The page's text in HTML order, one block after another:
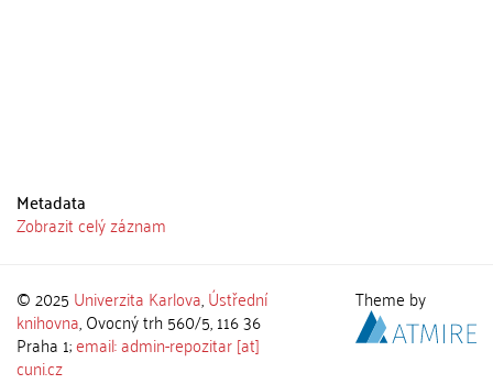
Metadata
Zobrazit celý záznam
© 2025 Univerzita Karlova,Ústřední
knihovna, Ovocný trh 560/5, 116 36
Praha 1;email: admin-repozitar [at]
cuni.cz
Theme by